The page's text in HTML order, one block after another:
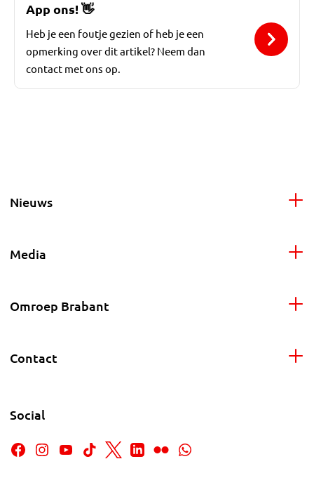
App ons!👋
Heb je een foutje gezien of heb je een
opmerking over dit artikel? Neem dan
contact met ons op.
Nieuws
Media
Omroep Brabant
Contact
Social